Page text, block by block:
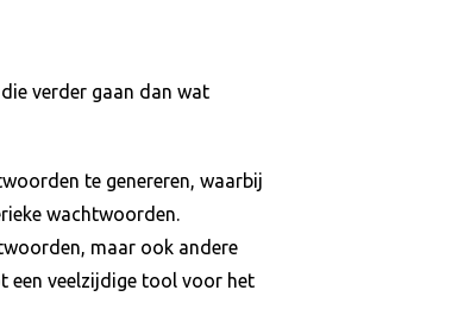
verder gaan dan wat
te genereren, waarbij
wachtwoorden.
maar ook andere
een veelzijdige tool voor het